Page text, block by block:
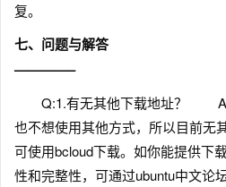
复。
七、问题与解答
————–
Q:1.有无其他下载地址？ A:
也不想使用其他方式，所以目前无
可使用bcloud下载。如你能提供下
性和完整性，可通过ubuntu中文论